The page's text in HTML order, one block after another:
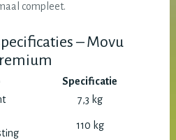
compleet.
– Movu
Specificatie
7,3 kg
110 kg